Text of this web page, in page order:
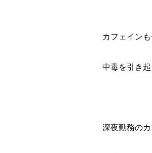
カフェイン
中毒を引き
深夜勤務の